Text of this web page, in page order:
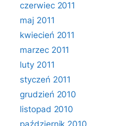
czerwiec 2011
maj 2011
kwiecień 2011
marzec 2011
luty 2011
styczeń 2011
grudzień 2010
listopad 2010
październik 2010